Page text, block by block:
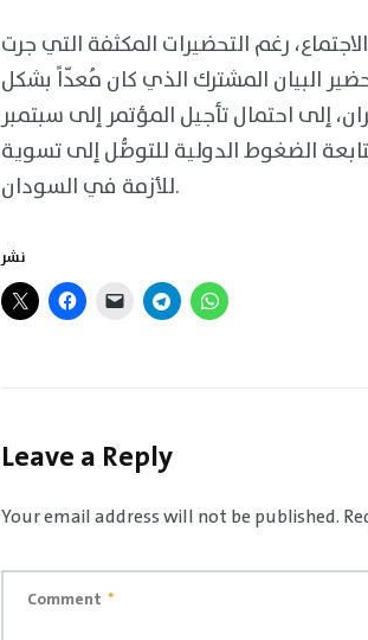
البيان المشترك الذي كان مُعدّاً بشكل
إلى احتمال تأجيل المؤتمر إلى سبتمبر
الضغوط الدولية للتوصُّل إلى تسوية
للأزمة في السودان.
نشر
Leave a Reply
Your email address will not be published.
Comment *